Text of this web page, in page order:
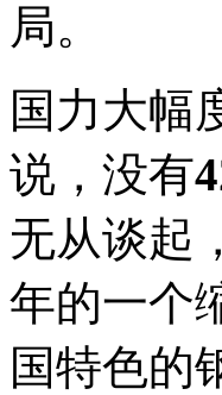
局。
国力大幅
说，没有
无从谈起
年的一个
国特色的